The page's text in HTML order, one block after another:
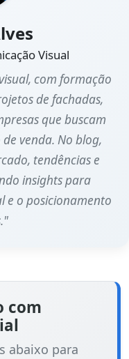
Visual
com formação
de fachadas,
que buscam
venda. No blog,
tendências e
insights para
e o posicionamento
com
abaixo para